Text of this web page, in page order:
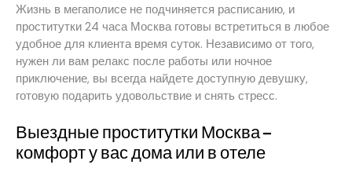
Жизнь в мегаполисе не подчиняется расписанию, и
проститутки 24 часа Москва готовы встретиться в любое
удобное для клиента время суток. Независимо от того,
нужен ли вам релакс после работы или ночное
приключение, вы всегда найдете доступную девушку,
готовую подарить удовольствие и снять стресс.
Выездные проститутки Москва –
комфорт у вас дома или в отеле